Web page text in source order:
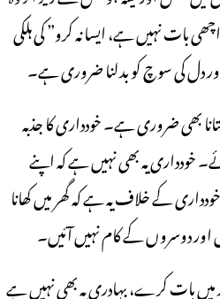
نہیں ہے، ایسا نہ کرو” کی ہلکی
دل کی سوچ کو بدلنا ضروری ہے۔
بھی ضروری ہے۔ خودداری کا جذبہ
خودداری یہ بھی نہیں ہے کہ اپنے
کے خلاف یہ ہے کہ گھر میں کھانا
اور دوسروں کے کام نہیں آئیں۔
میں بات کرے، بہادری یہ بھی نہیں ہے